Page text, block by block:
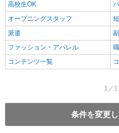
高校生OK
オープニングスタッフ
派遣
ファッション・アパレル
コンテンツ一覧
1／1
条件を変更